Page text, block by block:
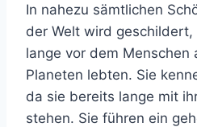
In nahezu sämtlichen
der Welt wird
lange vor dem Menschen
Planeten lebten. Sie
da sie bereits lange mit
stehen. Sie führen ein